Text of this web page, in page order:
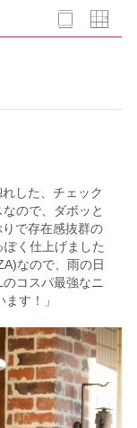
した、チェック
ので、ダボッと
で存在感抜群の
く仕上げました
なので、雨の日
コスパ最強なニ
す！」